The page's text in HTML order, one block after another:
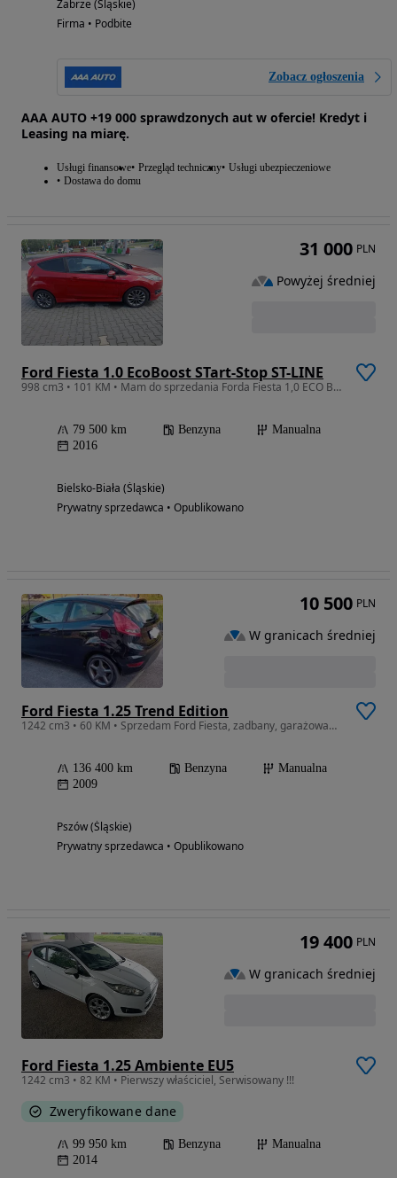
Zabrze (Śląskie)
Firma • Podbite
Zobacz ogłoszenia
AAA AUTO +19 000 sprawdzonych aut w ofercie! Kredyt i
Leasing na miarę.
Usługi finansowe Przegląd techniczny Usługi ubezpieczeniowe
Dostawa do domu
Ford Fiesta 1.0 EcoBoost STart-Stop ST-LINE
998 cm3 • 101 KM • Mam do sprzedania Forda Fiesta 1,0 ECO BOOST 101 KM.
79 500 km Benzyna
Manualna
2016
Bielsko-Biała (Śląskie)
Prywatny sprzedawca • Opublikowano
31 000 PLN
Powyżej średniej
Ford Fiesta 1.25 Trend Edition
1242 cm3 • 60 KM • Sprzedam Ford Fiesta, zadbany, garażowany.
136 400 km Benzyna
Manualna
2009
Pszów (Śląskie)
Prywatny sprzedawca • Opublikowano
10 500 PLN
W granicach średniej
Ford Fiesta 1.25 Ambiente EU5
1242 cm3 • 82 KM • Pierwszy właściciel, Serwisowany !!!
Zweryfikowane dane
99 950 km Benzyna
Manualna
2014
19 400 PLN
W granicach średniej